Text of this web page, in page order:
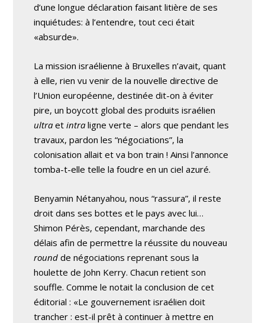
d’une longue déclaration faisant litière de ses
inquiétudes: à l’entendre, tout ceci était
«absurde».
La mission israélienne à Bruxelles n’avait, quant
à elle, rien vu venir de la nouvelle directive de
l’Union européenne, destinée dit-on à éviter
pire, un boycott global des produits israélien
ultra etintra ligne verte – alors que pendant les
travaux, pardon les “négociations”, la
colonisation allait et va bon train ! Ainsi l’annonce
tomba-t-elle telle la foudre en un ciel azuré.
Benyamin Nétanyahou, nous “rassura”, il reste
droit dans ses bottes et le pays avec lui…
Shimon Pérès, cependant, marchande des
délais afin de permettre la réussite du nouveau
round de négociations reprenant sous la
houlette de John Kerry. Chacun retient son
souffle. Comme le notait la conclusion de cet
éditorial : «Le gouvernement israélien doit
trancher : est-il prêt à continuer à mettre en